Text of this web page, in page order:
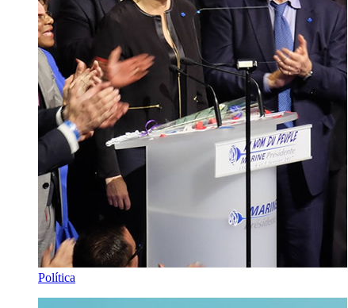
Política